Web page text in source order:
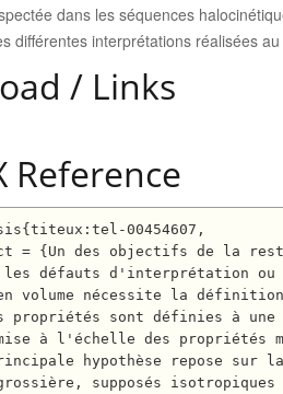
dans les séquences
différentes interprétations réalisées
/ Links
Reference
00454607,
les défauts d'interprétation
volume nécessite la
propriétés sont définies à
à l'échelle des propriétés
hypothèse repose sur
supposés